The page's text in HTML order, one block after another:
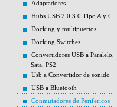
Adaptadores
Hubs USB 2.0 3.0 Tipo A y C
Docking y multipuertos
Docking Switches
Convertidores USB a Paralelo,
Sata, PS2
Usb a Convertidor de sonido
USB a Bluetooth
Conmutadores de Perifericos